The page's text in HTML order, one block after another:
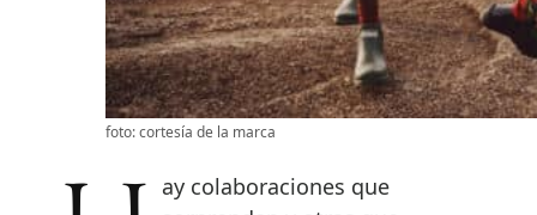
foto: cortesía de la marca